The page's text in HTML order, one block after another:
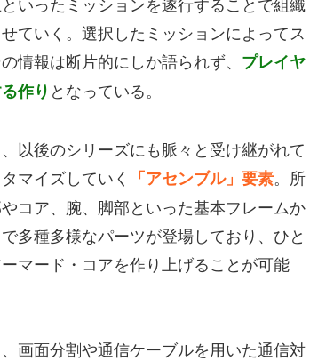
ていく。選択したミッションによってス
情報は断片的にしか語られず、 プレイヤ
作り となっている。
以後のシリーズにも脈々と受け継がれて
マイズしていく
「アセンブル」要素。所
コア、腕、脚部といった基本フレームか
多種多様なパーツが登場しており、ひと
マード・コアを作り上げることが可能
画面分割や通信ケーブルを用いた通信対